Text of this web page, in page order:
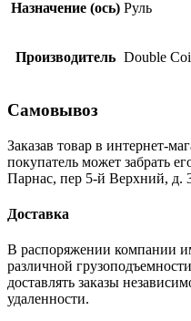
Назначение (ось) Руль
Производитель Double
Самовывоз
Заказав товар в интернет-
покупатель может забрать
Парнас, пер 5-й Верхний, д.
Доставка
В распоряжении компании
различной
доставлять заказы
удаленности.